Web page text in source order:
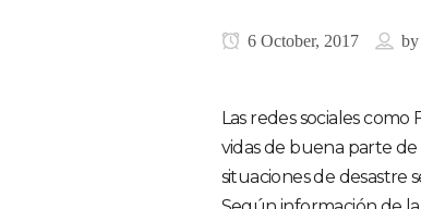
6 October, 2017 by
Las redes sociales
vidas de buena parte
situaciones de desastre